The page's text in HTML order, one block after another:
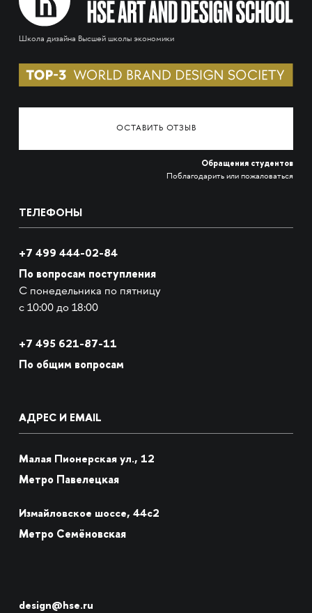
Школа дизайна Высшей школы экономики
ОСТАВИТЬ ОТЗЫВ
Обращения студентов
Поблагодарить или пожаловаться
ТЕЛЕФОНЫ
+7 499 444-02-84
По вопросам поступления
С понедельника по пятницу
с 10:00 до 18:00
+7 495 621-87-11
По общим вопросам
АДРЕС И EMAIL
Малая Пионерская ул., 12
Метро Павелецкая
Измайловское шоссе, 44с2
Метро Семёновская
design@hse.ru